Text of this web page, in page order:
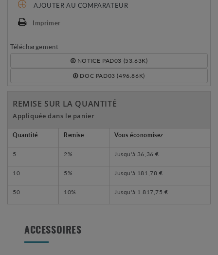
AJOUTER AU COMPARATEUR
Imprimer
Téléchargement
NOTICE PAD03 (53.63K)
DOC PAD03 (496.86K)
REMISE SUR LA QUANTITÉ
Appliquée dans le panier
Quantité Remise Vous économisez
5 2% Jusqu'à 36,36 €
10 5% Jusqu'à 181,78 €
50 10% Jusqu'à 1 817,75 €
ACCESSOIRES